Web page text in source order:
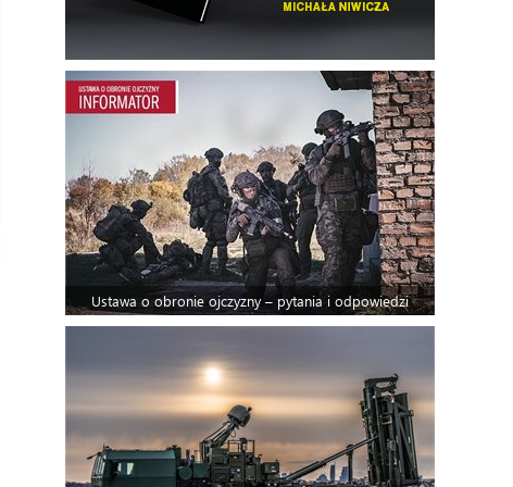
Ustawa o obronie ojczyzny – pytania i odpowiedzi